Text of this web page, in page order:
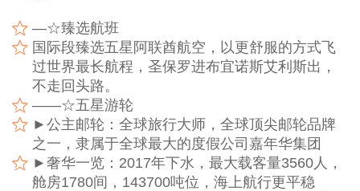
—☆臻选航班
国际段臻选五星阿联酋航空，以更舒服的方式飞
过世界最长航程，圣保罗进布宜诺斯艾利斯出，
不走回头路。
——☆五星游轮
►公主邮轮：全球旅行大师，全球顶尖邮轮品牌
之一，隶属于全球最大的度假公司嘉年华集团
►奢华一览：2017年下水，最大载客量3560人，
舱房1780间，143700吨位，海上航行更平稳